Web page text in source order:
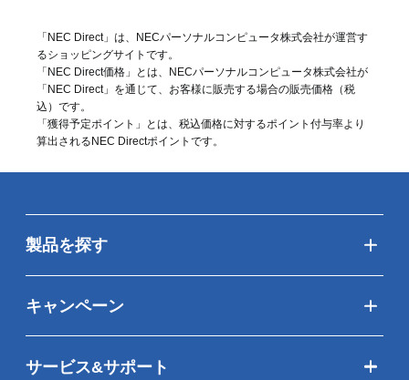
「NEC Direct」は、NECパーソナルコンピュータ株式会社が運営す
るショッピングサイトです。
「NEC Direct価格」とは、NECパーソナルコンピュータ株式会社が
「NEC Direct」を通じて、お客様に販売する場合の販売価格（税
込 ）です。
「獲得予定ポイント」とは、税込価格に対するポイント付与率より
算出されるNEC Directポイントです。
製品を探す
キャンペーン
サービス&サポート